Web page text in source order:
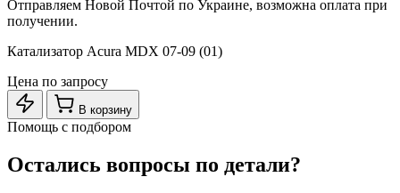
Отправляем Новой Почтой по Украине, возможна оплата при
получении.
Катализатор Acura MDX 07-09 (01)
Цена по запросу
В корзину
Помощь с подбором
Остались вопросы по детали?